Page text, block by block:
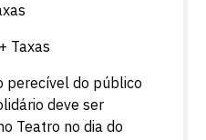
Taxas
perecível do público
deve ser
Teatro no dia do